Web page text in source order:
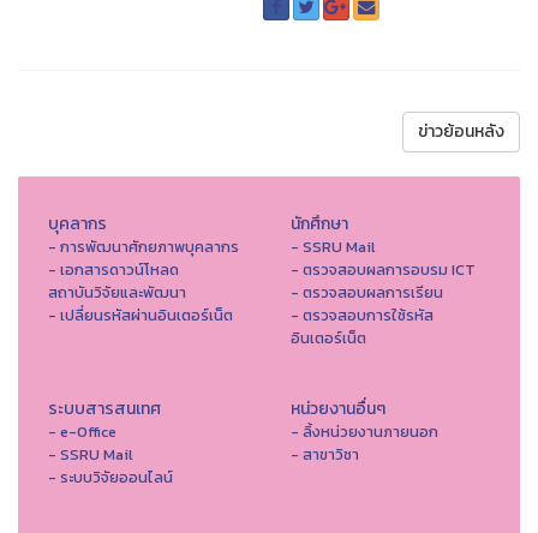
ข่าวย้อนหลัง
บุคลากร
- การพัฒนาศักยภาพบุคลากร
- เอกสารดาวน์โหลด
สถาบันวิจัยและพัฒนา
- เปลี่ยนรหัสผ่านอินเตอร์เน็ต
นักศึกษา
- SSRU Mail
- ตรวจสอบผลการอบรม ICT
- ตรวจสอบผลการเรียน
- ตรวจสอบการใช้รหัส
อินเตอร์เน็ต
ระบบสารสนเทศ
- e-Office
- SSRU Mail
- ระบบวิจัยออนไลน์
หน่วยงานอื่นๆ
- ลิ้งหน่วยงานภายนอก
- สาขาวิชา